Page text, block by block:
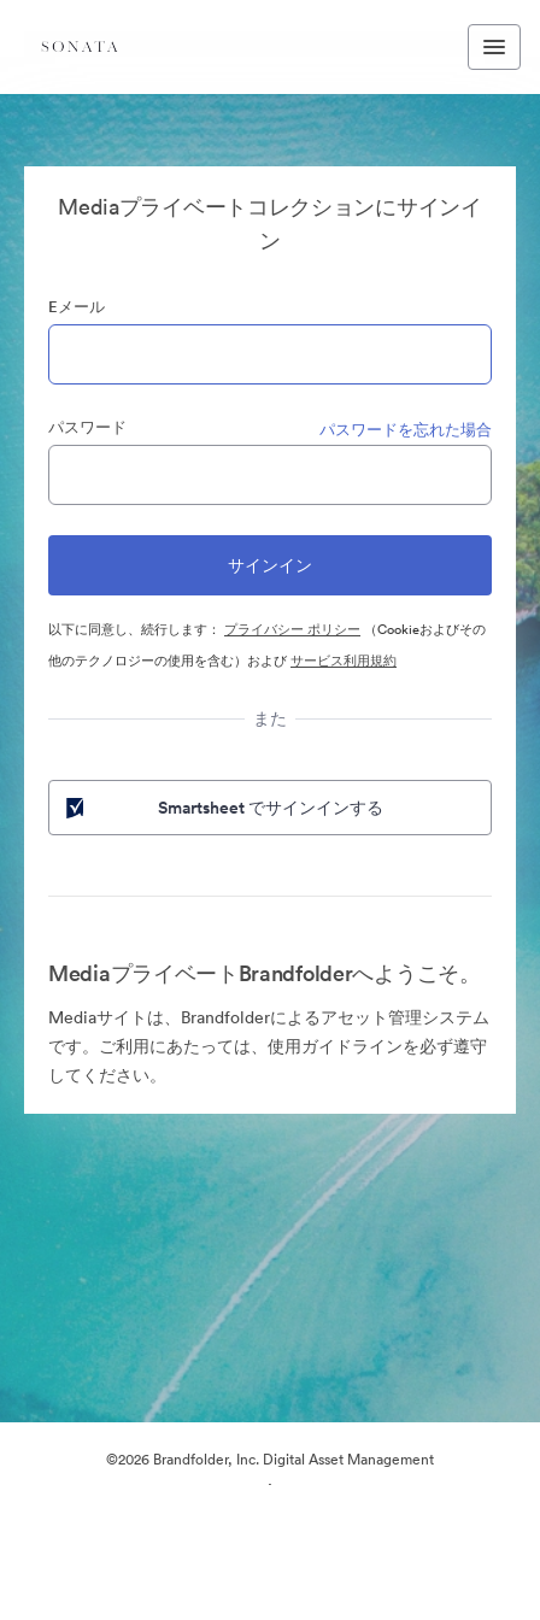
Mediaプライベートコレクションにサインイ
ン
Eメール
パスワード パスワードを忘れた場合
以下に同意し、続行します： プライバシー ポリシー （Cookieおよびその
他のテクノロジーの使用を含む）およびサービス利用規約
また
Smartsheet でサインインする
MediaプライベートBrandfolderへようこそ。
Mediaサイトは、Brandfolderによるアセット管理システム
です。ご利用にあたっては、使用ガイドラインを必ず遵守
してください。
©2026 Brandfolder, Inc. Digital Asset Management
·